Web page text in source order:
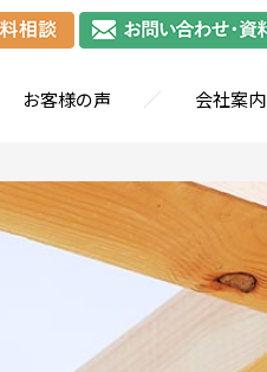
お客様の声 ／ 会社案内